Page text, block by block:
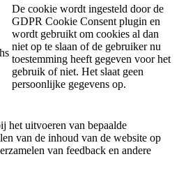
De cookie wordt ingesteld door de
GDPR Cookie Consent plugin en
wordt gebruikt om cookies al dan
niet op te slaan of de gebruiker nu
toestemming heeft gegeven voor het
gebruik of niet. Het slaat geen
persoonlijke gegevens op.
het uitvoeren van bepaalde
van de inhoud van de website op
van feedback en andere